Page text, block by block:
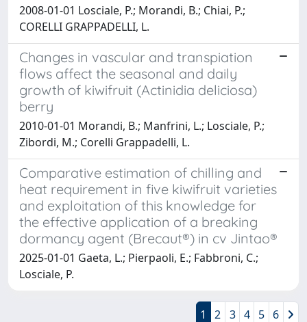
2008-01-01 Losciale, P.; Morandi, B.; Chiai, P.;
CORELLI GRAPPADELLI, L.
Changes in vascular and transpiation
flows affect the seasonal and daily
growth of kiwifruit (Actinidia deliciosa)
berry
2010-01-01 Morandi, B.; Manfrini, L.; Losciale, P.;
Zibordi, M.; Corelli Grappadelli, L.
Comparative estimation of chilling and
heat requirement in five kiwifruit varieties
and exploitation of this knowledge for
the effective application of a breaking
dormancy agent (Brecaut®) in cv Jintao®
2025-01-01 Gaeta, L.; Pierpaoli, E.; Fabbroni, C.;
Losciale, P.
1 2 3 4 5 6